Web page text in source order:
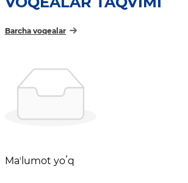
Barcha voqealar
Maʼlumot yoʻq